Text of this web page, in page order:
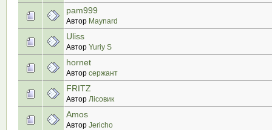
pam999
Автор Maynard
Uliss
Автор Yuriy S
hornet
Автор сержант
FRITZ
Автор Лісовик
Amos
Автор Jericho